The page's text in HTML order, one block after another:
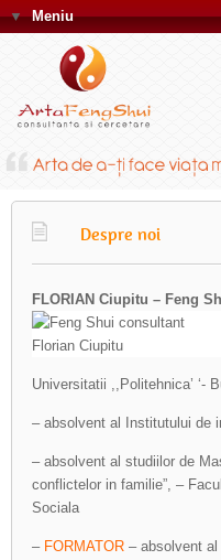
▼Meniu
Despre noi
FLORIAN Ciupitu – Feng
Universitatii ,,Politehnica’ ‘-
– absolvent al Institutului de
– absolvent al studiilor de
conflictelor in familie”, –
Sociala
– FORMATOR – absolvent